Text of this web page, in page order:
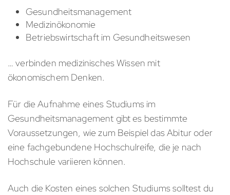
Gesundheitsmanagement
Medizinökonomie
Betriebswirtschaft im Gesundheitswesen
… verbinden medizinisches Wissen mit
ökonomischem Denken.
Für die Aufnahme eines Studiums im
Gesundheitsmanagement gibt es bestimmte
Voraussetzungen, wie zum Beispiel das Abitur oder
eine fachgebundene Hochschulreife, die je nach
Hochschule variieren können.
Auch die Kosten eines solchen Studiums solltest du